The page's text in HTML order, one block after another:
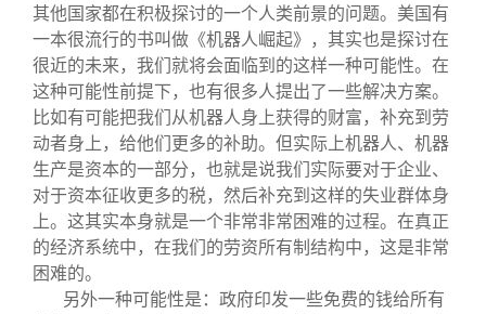
其他国家都在积极探讨的一个人类前景的问题。美国有
一本很流行的书叫做《机器人崛起》，其实也是探讨在
很近的未来，我们就将会面临到的这样一种可能性。在
这种可能性前提下，也有很多人提出了一些解决方案。
比如有可能把我们从机器人身上获得的财富，补充到劳
动者身上，给他们更多的补助。但实际上机器人、机器
生产是资本的一部分，也就是说我们实际要对于企业、
对于资本征收更多的税，然后补充到这样的失业群体身
上。这其实本身就是一个非常非常困难的过程。在真正
的经济系统中，在我们的劳资所有制结构中，这是非常
困难的。
另外一种可能性是：政府印发一些免费的钱给所有